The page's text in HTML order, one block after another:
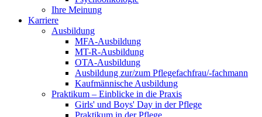
Ihre Meinung
Karriere
Ausbildung
MFA-Ausbildung
MT-R-Ausbildung
OTA-Ausbildung
Ausbildung zur/zum Pflegefachfrau/-fachmann
Kaufmännische Ausbildung
Praktikum – Einblicke in die Praxis
Girls' und Boys' Day in der Pflege
Praktikum in der Pflege